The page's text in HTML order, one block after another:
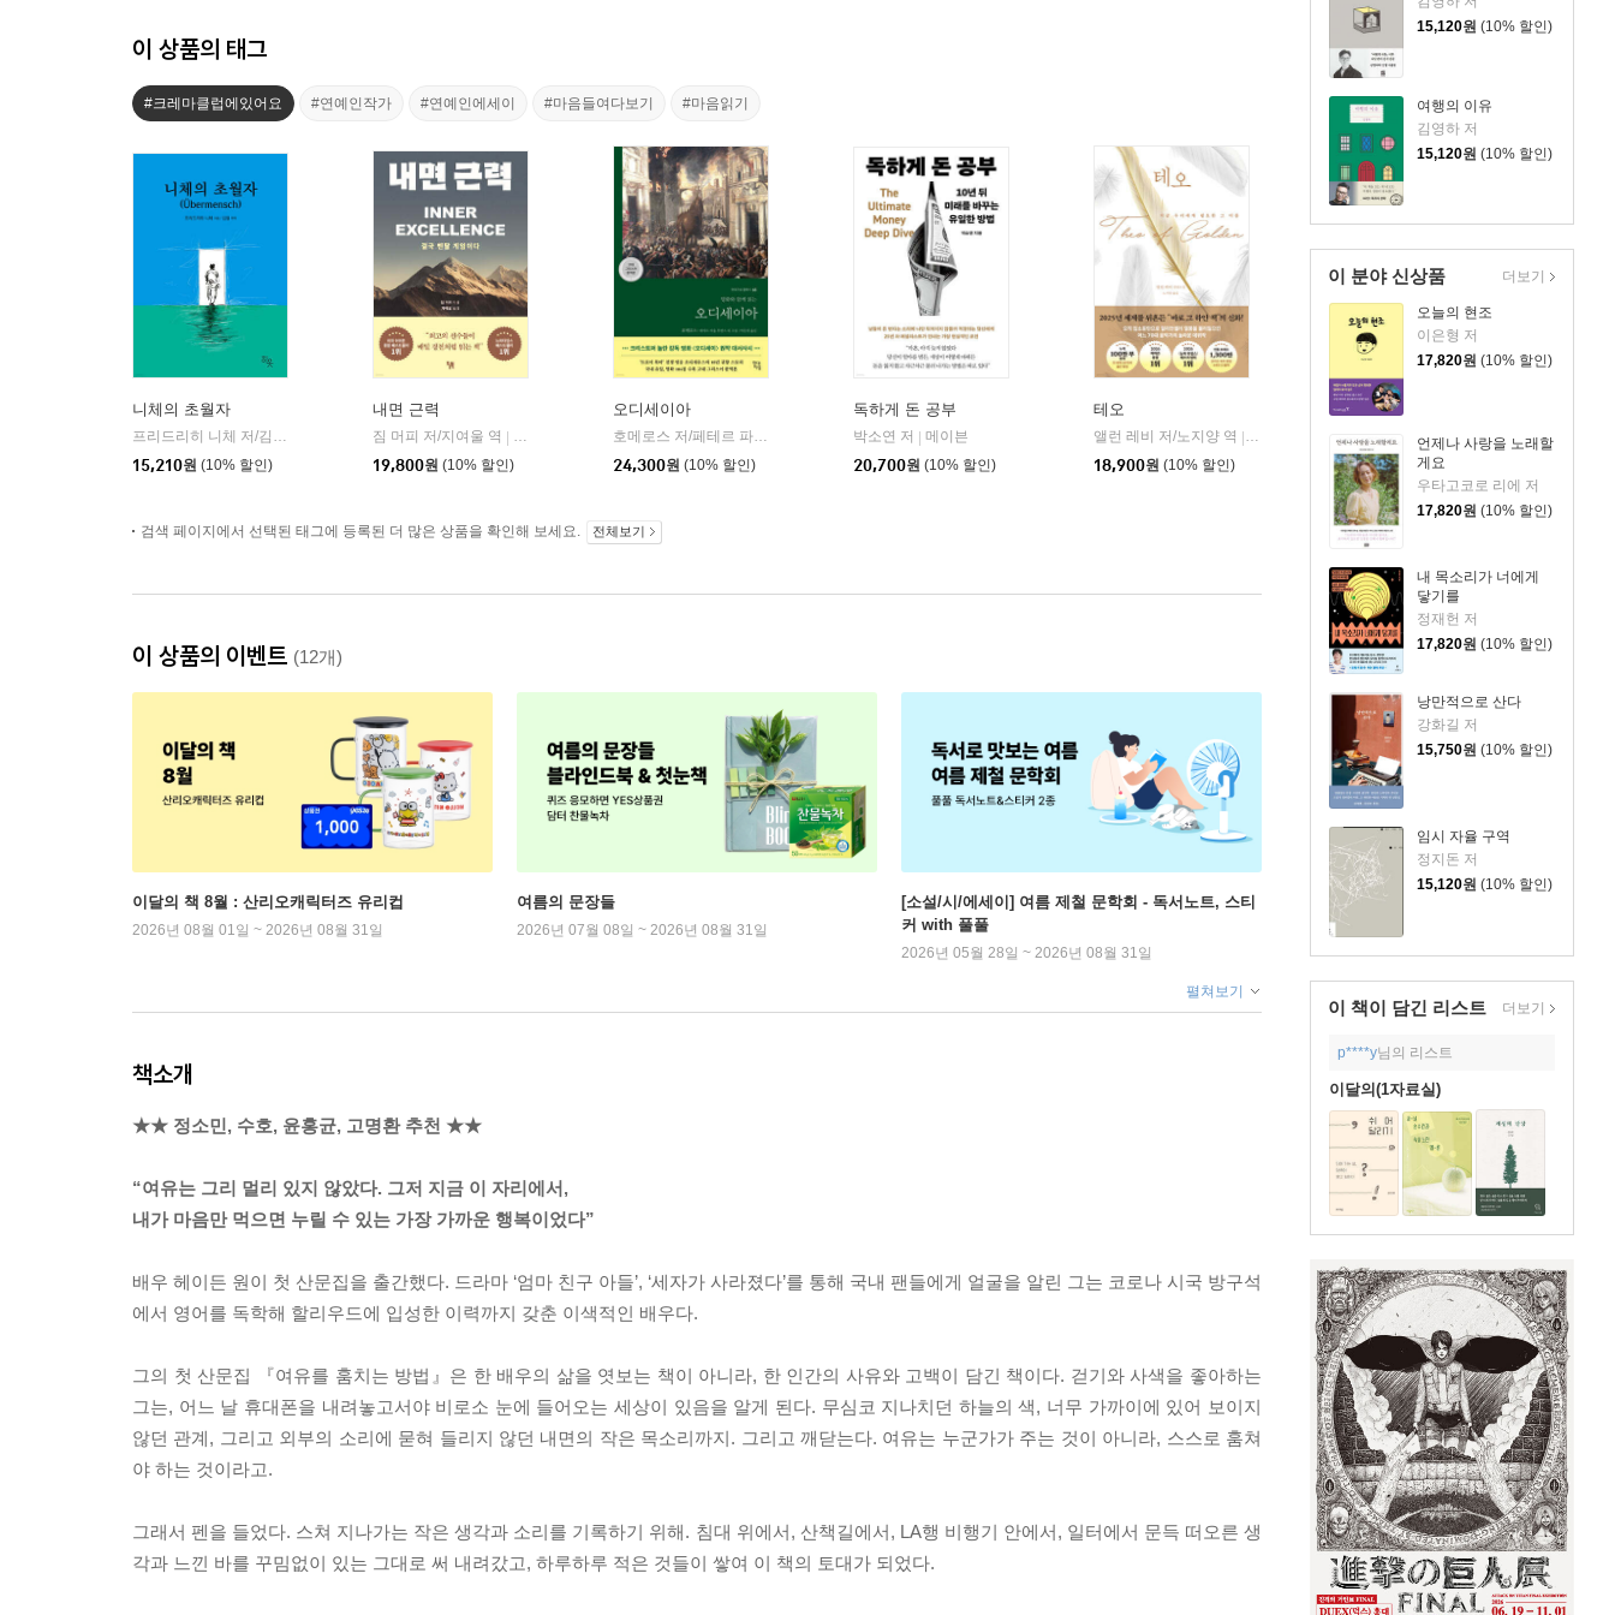
15,120원 (10% 할인)
여행의 이유
김영하 저
15,120원 (10% 할인)
이 분야 신상품
오늘의 현조
이은형 저
17,820원 (10% 할인)
언제나 사랑을 노래할
게요
우타고코로 리에 저
17,820원 (10% 할인)
내 목소리가 너에게
닿기를
정재헌 저
17,820원 (10% 할인)
낭만적으로 산다
강화길 저
15,750원 (10% 할인)
임시 자율 구역
정지돈 저
15,120원 (10% 할인)
더보기
이 책이 담긴 리스트 더보기
p****y님의 리스트
이달의(1자료실)
이 상품의 태그
#크레마클럽에있어요 #연예인작가 #연예인에세이 #마음들여다보기 #마음읽기
니체의 초월자
프리드리히 니체 저/김철 편역
15,210원 (10% 할인)
내면 근력
짐 머피 저/지여울 역
윌북(willbook)
19,800원 (10% 할인)
오디세이아
호메로스 저/페테르 파울 루벤스 그림/박문재 역
현대지성
24,300원 (10% 할인)
독하게 돈 공부
박소연 저
메이븐
20,700원 (10% 할인)
테오
앨런 레비 저/노지양 역
오팬하우스
18,900원 (10% 할인)
검색 페이지에서 선택된 태그에 등록된 더 많은 상품을 확인해 보세요. 전체보기
이 상품의 이벤트 (12개)
이달의 책 8월 : 산리오캐릭터즈 유리컵
2026년 08월 01일 ~ 2026년 08월 31일
여름의 문장들
2026년 07월 08일 ~ 2026년 08월 31일
[소설/시/에세이] 여름 제철 문학회 - 독서노트, 스티
커 with 풀풀
2026년 05월 28일 ~ 2026년 08월 31일
펼쳐보기
책소개
★★ 정소민, 수호, 윤홍균, 고명환 추천 ★★
“여유는 그리 멀리 있지 않았다. 그저 지금 이 자리에서,
내가 마음만 먹으면 누릴 수 있는 가장 가까운 행복이었다”
배우 헤이든 원이 첫 산문집을 출간했다. 드라마 ‘엄마 친구 아들’, ‘세자가 사라졌다’를 통해 국내 팬들에게 얼굴을 알린 그는 코로나 시국 방구석
에서 영어를 독학해 할리우드에 입성한 이력까지 갖춘 이색적인 배우다.
그의 첫 산문집 『여유를 훔치는 방법』은 한 배우의 삶을 엿보는 책이 아니라, 한 인간의 사유와 고백이 담긴 책이다. 걷기와 사색을 좋아하는
그는, 어느 날 휴대폰을 내려놓고서야 비로소 눈에 들어오는 세상이 있음을 알게 된다. 무심코 지나치던 하늘의 색, 너무 가까이에 있어 보이지
않던 관계, 그리고 외부의 소리에 묻혀 들리지 않던 내면의 작은 목소리까지. 그리고 깨닫는다. 여유는 누군가가 주는 것이 아니라, 스스로 훔쳐
야 하는 것이라고.
그래서 펜을 들었다. 스쳐 지나가는 작은 생각과 소리를 기록하기 위해. 침대 위에서, 산책길에서, LA행 비행기 안에서, 일터에서 문득 떠오른 생
각과 느낀 바를 꾸밈없이 있는 그대로 써 내려갔고, 하루하루 적은 것들이 쌓여 이 책의 토대가 되었다.